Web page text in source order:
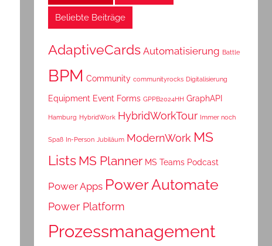
Beliebte Beiträge
AdaptiveCards Automatisierung Battle
BPM Community communityrocks Digitalisierung
Equipment Event Forms GPPB2024HH GraphAPI
Hamburg HybridWork HybridWorkTour Immer noch
Spaß In-Person Jubiläum ModernWork MS
Lists MS Planner MS Teams Podcast
Power Apps Power Automate
Power Platform
Prozessmanagement